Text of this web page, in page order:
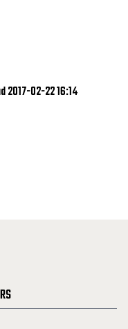
2017-02-22 16:14